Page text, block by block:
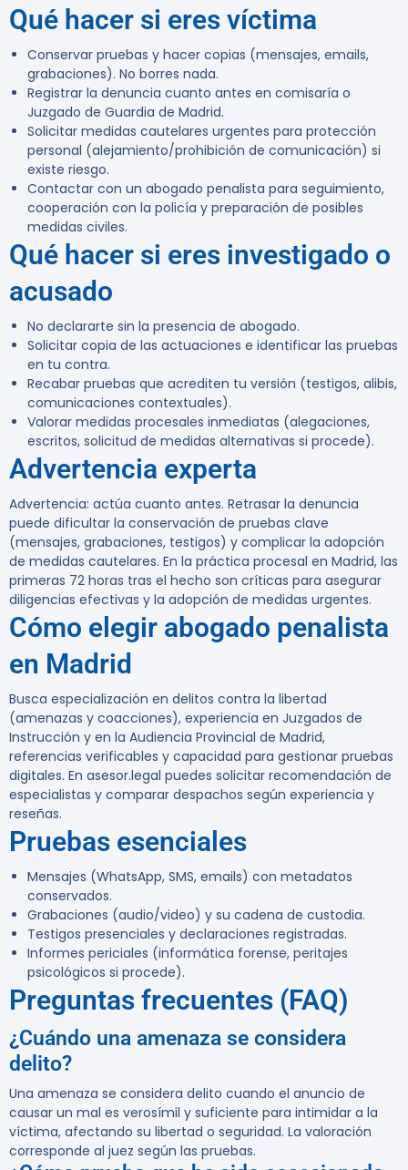
Qué hacer si eres víctima
Conservar pruebas y hacer copias (mensajes, emails,
grabaciones). No borres nada.
Registrar la denuncia cuanto antes en comisaría o
Juzgado de Guardia de Madrid.
Solicitar medidas cautelares urgentes para protección
personal (alejamiento/prohibición de comunicación) si
existe riesgo.
Contactar con un abogado penalista para seguimiento,
cooperación con la policía y preparación de posibles
medidas civiles.
Qué hacer si eres investigado o
acusado
No declararte sin la presencia de abogado.
Solicitar copia de las actuaciones e identificar las pruebas
en tu contra.
Recabar pruebas que acrediten tu versión (testigos, alibis,
comunicaciones contextuales).
Valorar medidas procesales inmediatas (alegaciones,
escritos, solicitud de medidas alternativas si procede).
Advertencia experta
Advertencia: actúa cuanto antes. Retrasar la denuncia
puede dificultar la conservación de pruebas clave
(mensajes, grabaciones, testigos) y complicar la adopción
de medidas cautelares. En la práctica procesal en Madrid, las
primeras 72 horas tras el hecho son críticas para asegurar
diligencias efectivas y la adopción de medidas urgentes.
Cómo elegir abogado penalista
en Madrid
Busca especialización en delitos contra la libertad
(amenazas y coacciones), experiencia en Juzgados de
Instrucción y en la Audiencia Provincial de Madrid,
referencias verificables y capacidad para gestionar pruebas
digitales. En asesor.legal puedes solicitar recomendación de
especialistas y comparar despachos según experiencia y
reseñas.
Pruebas esenciales
Mensajes (WhatsApp, SMS, emails) con metadatos
conservados.
Grabaciones (audio/video) y su cadena de custodia.
Testigos presenciales y declaraciones registradas.
Informes periciales (informática forense, peritajes
psicológicos si procede).
Preguntas frecuentes (FAQ)
¿Cuándo una amenaza se considera
delito?
Una amenaza se considera delito cuando el anuncio de
causar un mal es verosímil y suficiente para intimidar a la
víctima, afectando su libertad o seguridad. La valoración
corresponde al juez según las pruebas.